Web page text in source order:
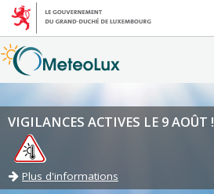
VIGILANCES ACTIVES LE 9 AOÛT !
Plus d'informations